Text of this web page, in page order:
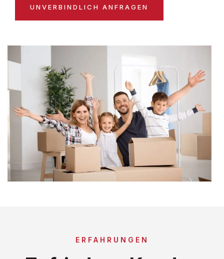
UNVERBINDLICH ANFRAGEN
ERFAHRUNGEN